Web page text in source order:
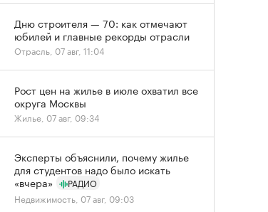
Дню строителя — 70: как отмечают
юбилей и главные рекорды отрасли
Отрасль, 07 авг, 11:04
Рост цен на жилье в июле охватил все
округа Москвы
Жилье, 07 авг, 09:34
Эксперты объяснили, почему жилье
для студентов надо было искать
«вчера»
РАДИО
Недвижимость, 07 авг, 09:03